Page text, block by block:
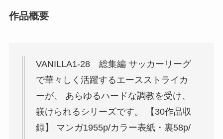
作品概要
VANILLA1-28 総集編 サッカーリーグ
で華々しく活躍するエースストライカ
ーが、 あらゆるハードな調教を受け、
躾けられるシリーズです。 【30作品収
録】 マンガ1955p/カラー表紙・裏58p/